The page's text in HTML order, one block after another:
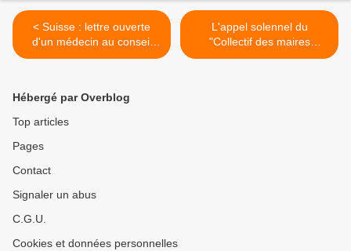
< Suisse : lettre ouverte
d'un médecin au conseil
fédéral
L'appel solennel du
"Collectif des maires
résistants" >
Hébergé par Overblog
Top articles
Pages
Contact
Signaler un abus
C.G.U.
Cookies et données personnelles